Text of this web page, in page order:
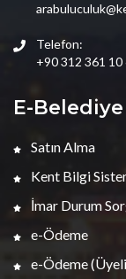
Telefon:
+90 312 361 10
E-Belediye
Satın Alma
Kent Bilgi
İmar Durum
e-Ödeme
e-Ödeme